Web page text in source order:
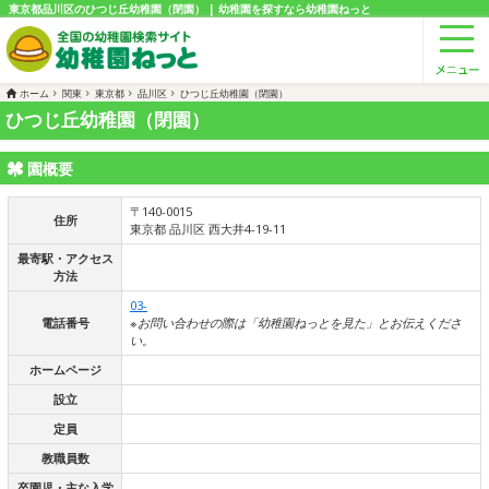
東京都品川区のひつじ丘幼稚園（閉園） | 幼稚園を探すなら幼稚園ねっと
ホーム 関東 東京都 品川区 ひつじ丘幼稚園（閉園）
ひつじ丘幼稚園（閉園）
園概要
住所
〒140-0015
東京都 品川区 西大井4-19-11
最寄駅・アクセス
方法
電話番号
03-
※お問い合わせの際は「幼稚園ねっとを見た」とお伝えくださ
い。
ホームページ
設立
定員
教職員数